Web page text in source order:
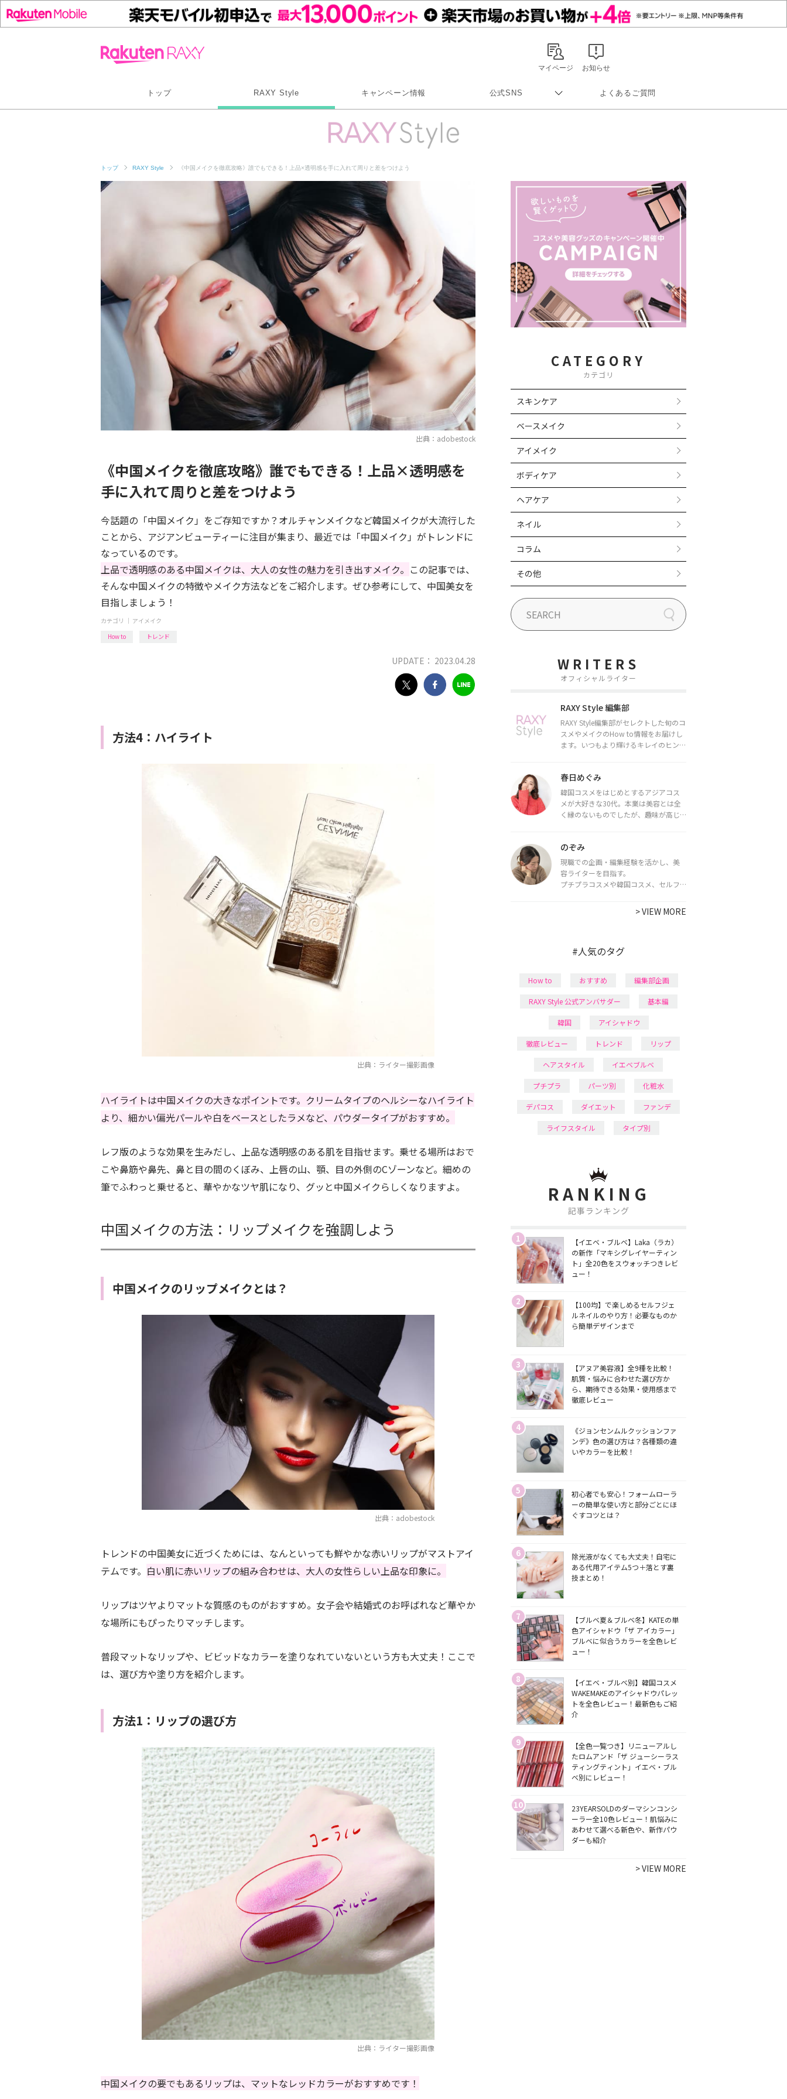
お知らせ
マイページ
トップ RAXY Style キャンペーン情報 公式SNS
Rakuten Link
よくあるご質問
トップ RAXY Style 《中国メイクを徹底攻略》誰でもできる！上品×透明感を手に入れて周りと差をつけよう
出典：adobestock
《中国メイクを徹底攻略》誰でもできる！上品×透明感を
手に入れて周りと差をつけよう
今話題の「中国メイク」をご存知ですか？オルチャンメイクなど韓国メイクが大流行した
ことから、アジアンビューティーに注目が集まり、最近では「中国メイク」がトレンドに
なっているのです。
上品で透明感のある中国メイクは、大人の女性の魅力を引き出すメイク。 この記事では、
そんな中国メイクの特徴やメイク方法などをご紹介します。ぜひ参考にして、中国美女を
目指しましょう！
カテゴリ ｜ アイメイク
How to
トレンド
UPDATE： 2023.04.28
方法4：ハイライト
出典：ライター撮影画像
ハイライトは中国メイクの大きなポイントです。クリームタイプのヘルシーなハイライト
より、細かい偏光パールや白をベースとしたラメなど、パウダータイプがおすすめ。
レフ版のような効果を生みだし、上品な透明感のある肌を目指せます。乗せる場所はおで
こや鼻筋や鼻先、鼻と目の間のくぼみ、上唇の山、顎、目の外側のCゾーンなど。細めの
筆でふわっと乗せると、華やかなツヤ肌になり、グッと中国メイクらしくなりますよ。
中国メイクの方法：リップメイクを強調しよう
中国メイクのリップメイクとは？
出典：adobestock
トレンドの中国美女に近づくためには、なんといっても鮮やかな赤いリップがマストアイ
テムです。 白い肌に赤いリップの組み合わせは、大人の女性らしい上品な印象に。
リップはツヤよりマットな質感のものがおすすめ。女子会や結婚式のお呼ばれなど華やか
な場所にもぴったりマッチします。
普段マットなリップや、ビビッドなカラーを塗りなれていないという方も大丈夫！ここで
は、選び方や塗り方を紹介します。
方法1：リップの選び方
出典：ライター撮影画像
中国メイクの要でもあるリップは、マットなレッドカラーがおすすめです！
CATEGORY
カテゴリ
スキンケア
ベースメイク
アイメイク
ボディケア
ヘアケア
ネイル
コラム
その他
WRITERS
オフィシャルライター
RAXY Style 編集部
RAXY Style編集部がセレクトした旬のコ
スメやメイクのHow to情報をお届けし
ます。いつもより輝けるキレイのヒント
春日めぐみ
韓国コスメをはじめとするアジアコス
メが大好きな30代。本業は美容とは全
く縁のないものでしたが、趣味が高じ
ライターとして活動中。
都内で16タイプパーソナルカラー診
断・顔タイプ診断・骨格診断によるイ
メージコンサルティングも行っていま
のぞみ
現職での企画・編集経験を活かし、美
容ライターを目指す。
プチプラコスメや韓国コスメ、セルフ
で最新情報をチェック。家事や育児の合
間に取り入れられる時短美容テクも実
>VIEW MORE
#人気のタグ
How to おすすめ 編集部企画
RAXY Style 公式アンバサダー 基本編
韓国 アイシャドウ
徹底レビュー トレンド リップ
ヘアスタイル イエベブルベ
プチプラ パーツ別 化粧水
デパコス ダイエット ファンデ
ライフスタイル タイプ別
RANKING
記事ランキング
1
【イエベ・ブルベ】Laka（ラカ）
の新作「マキシグレイヤーティン
ト」全20色をスウォッチつきレビ
ュー！
2
【100均】で楽しめるセルフジェ
ルネイルのやり方！必要なものか
ら簡単デザインまで
3
【アヌア美容液】全9種を比較！
肌質・悩みに合わせた選び方か
ら、期待できる効果・使用感まで
徹底レビュー
4
《ジョンセンムルクッションファ
ンデ》色の選び方は？各種類の違
いやカラーを比較！
5
初心者でも安心！フォームローラ
ーの簡単な使い方と部分ごとにほ
ぐすコツとは？
6
除光液がなくても大丈夫！自宅に
ある代用アイテム5つ＋落とす裏
技まとめ！
7
【ブルベ夏＆ブルベ冬】KATEの単
色アイシャドウ「ザ アイカラー」
ブルベに似合うカラーを全色レビ
ュー！
8
【イエベ・ブルベ別】韓国コスメ
WAKEMAKEのアイシャドウパレッ
トを全色レビュー！最新色もご紹
介
9
【全色一覧つき】リニューアルし
たロムアンド「ザ ジューシーラス
ティングティント」イエベ・ブル
ベ別にレビュー！
10
23YEARSOLDのダーマシンコンシ
ーラー全10色レビュー！肌悩みに
あわせて選べる新色や、新作パウ
ダーも紹介
>VIEW MORE